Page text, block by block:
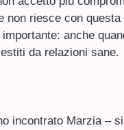
riesce con
anche
da relazioni
Marzia –